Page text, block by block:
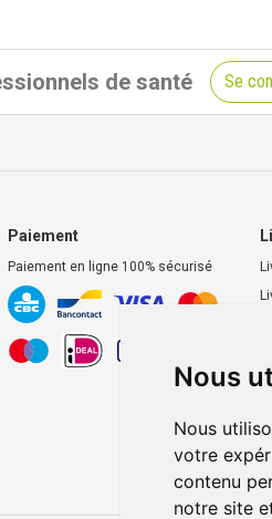
Nous
Nous
votre
contenu
notre site
de santé Se
Paiement
Paiement en ligne 100% sécurisé